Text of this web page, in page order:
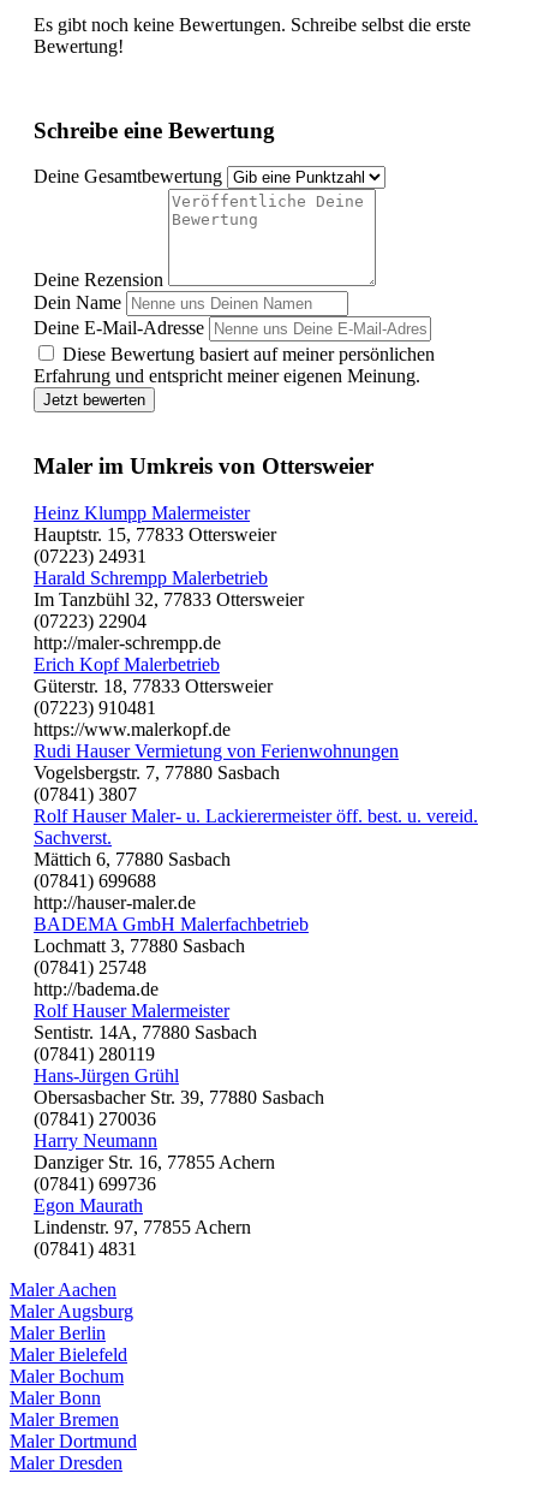
Es gibt noch keine Bewertungen. Schreibe selbst die erste
Bewertung!
Schreibe eine Bewertung
Deine Gesamtbewertung
Deine Rezension
Dein Name
Deine E-Mail-Adresse
Diese Bewertung basiert auf meiner persönlichen
Erfahrung und entspricht meiner eigenen Meinung.
Jetzt bewerten
Maler im Umkreis von Ottersweier
Heinz Klumpp Malermeister
Hauptstr. 15, 77833 Ottersweier
(07223) 24931
Harald Schrempp Malerbetrieb
Im Tanzbühl 32, 77833 Ottersweier
(07223) 22904
http://maler-schrempp.de
Erich Kopf Malerbetrieb
Güterstr. 18, 77833 Ottersweier
(07223) 910481
https://www.malerkopf.de
Rudi Hauser Vermietung von Ferienwohnungen
Vogelsbergstr. 7, 77880 Sasbach
(07841) 3807
Rolf Hauser Maler- u. Lackierermeister öff. best. u. vereid.
Sachverst.
Mättich 6, 77880 Sasbach
(07841) 699688
http://hauser-maler.de
BADEMA GmbH Malerfachbetrieb
Lochmatt 3, 77880 Sasbach
(07841) 25748
http://badema.de
Rolf Hauser Malermeister
Sentistr. 14A, 77880 Sasbach
(07841) 280119
Hans-Jürgen Grühl
Obersasbacher Str. 39, 77880 Sasbach
(07841) 270036
Harry Neumann
Danziger Str. 16, 77855 Achern
(07841) 699736
Egon Maurath
Lindenstr. 97, 77855 Achern
(07841) 4831
Maler Aachen
Maler Augsburg
Maler Berlin
Maler Bielefeld
Maler Bochum
Maler Bonn
Maler Bremen
Maler Dortmund
Maler Dresden